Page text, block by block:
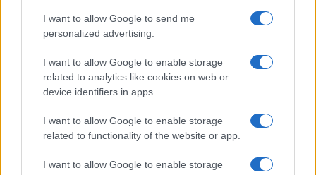
I want to allow Google to send me
personalized advertising.
I want to allow Google to enable storage
related to analytics like cookies on web or
device identifiers in apps.
I want to allow Google to enable storage
related to functionality of the website or app.
I want to allow Google to enable storage
entrambi i genitori siano studenti dell’Ateneo, la riduzione
potrà essere richiesta da uno soltanto dei due. Le riduzioni
saranno applicate fino a concorrenza del contributo dovuti
in base all’ISEE (compresa l’eventuale maggiorazione).
Per gli studenti con altri familiari contemporaneamente
iscritti all’Ateneo, che abbiano ottenuto la determinazione
mantenuto la contemporanea iscrizione per tutto l’anno
accademico, una riduzione del contributo
onnicomprensivo, per un importo annualmente stabilito